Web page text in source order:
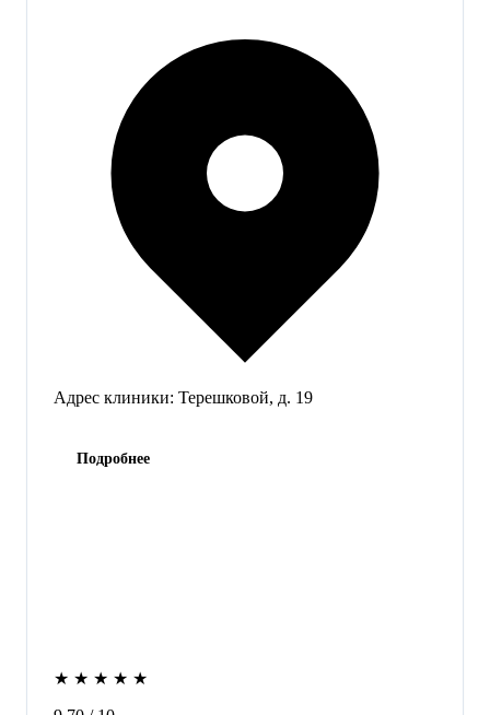
Адрес клиники: Терешковой, д. 19
Подробнее
★ ★ ★ ★ ★